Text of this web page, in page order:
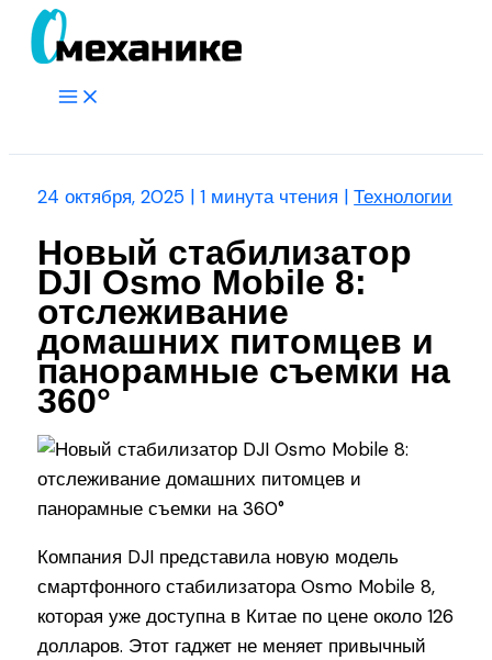
Перейти
Main
24 октября, 2025 |1 минута чтения |Технологии
Новый стабилизатор
DJI Osmo Mobile 8:
отслеживание
домашних питомцев и
панорамные съемки на
360°
Компания DJI представила новую модель
смартфонного стабилизатора Osmo Mobile 8,
которая уже доступна в Китае по цене около 126
долларов. Этот гаджет не меняет привычный